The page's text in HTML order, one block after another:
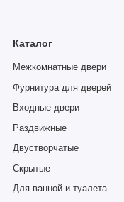
Каталог
Межкомнатные двери
Фурнитура для дверей
Входные двери
Раздвижные
Двустворчатые
Скрытые
Для ванной и туалета